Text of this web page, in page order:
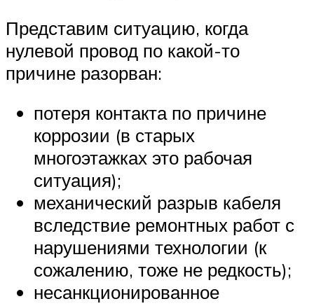
Представим ситуацию, когда
нулевой провод по какой-то
причине разорван:
потеря контакта по причине
коррозии (в старых
многоэтажках это рабочая
ситуация);
механический разрыв кабеля
вследствие ремонтных работ с
нарушениями технологии (к
сожалению, тоже не редкость);
несанкционированное